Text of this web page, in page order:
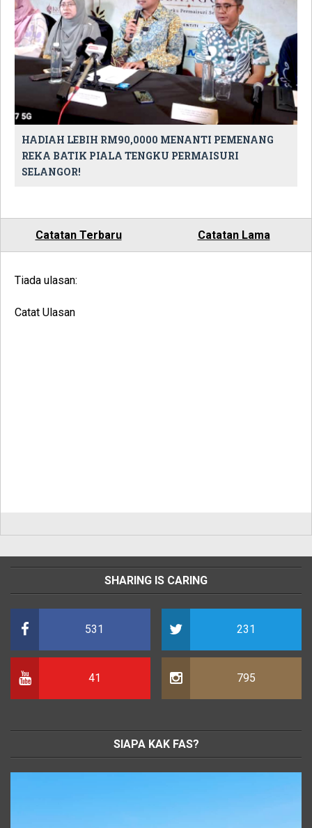
HADIAH LEBIH RM90,0000 MENANTI PEMENANG
REKA BATIK PIALA TENGKU PERMAISURI
SELANGOR!
Catatan Terbaru Catatan Lama
Tiada ulasan:
Catat Ulasan
SHARING IS CARING
531 231
41 795
SIAPA KAK FAS?